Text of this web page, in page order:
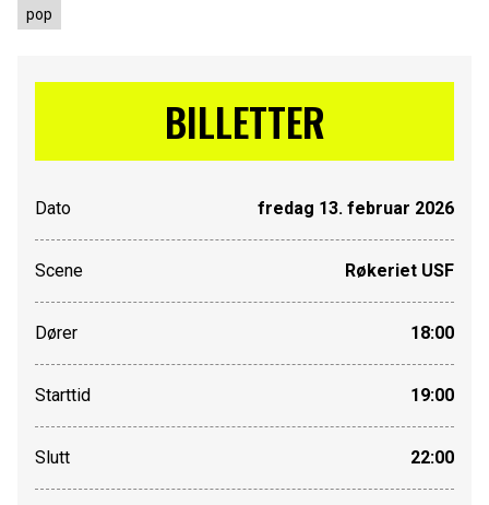
pop
BILLETTER
Dato fredag 13. februar 2026
Scene Røkeriet USF
Dører 18:00
Starttid 19:00
Slutt 22:00